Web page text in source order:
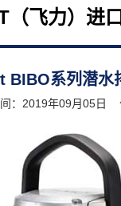
（飞力）进
BIBO系列潜水
：2019年09月05日